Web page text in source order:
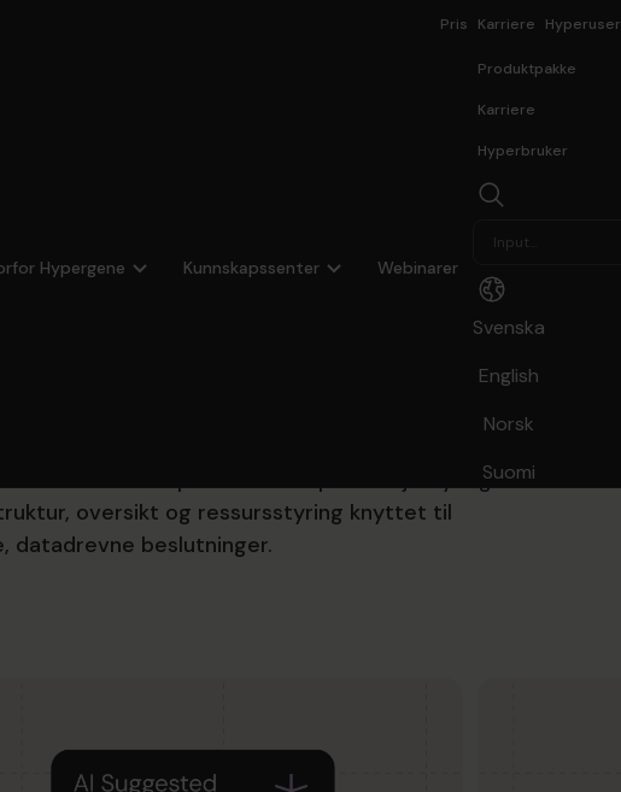
Pris Karriere Hyperuser
Hypergene Kunnskapssenter Webinarer
Produktpakke
Karriere
Hyperbruker
Svenska
English
Norsk
Suomi
— og ta
er en sentral plattform for porteføljestyring —
oversikt og ressursstyring knyttet til
datadrevne beslutninger.